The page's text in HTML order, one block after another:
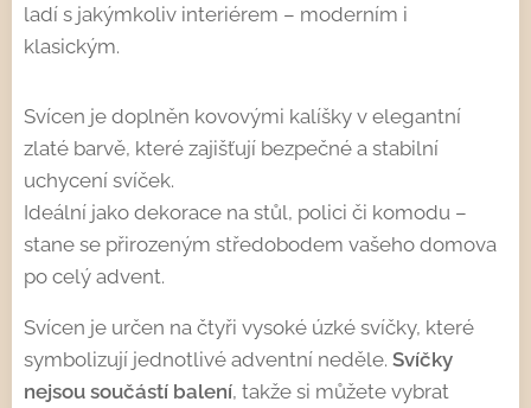
ladí s jakýmkoliv interiérem – moderním i
klasickým.
Svícen je doplněn kovovými kalíšky v elegantní
zlaté barvě, které zajišťují bezpečné a stabilní
uchycení svíček.
Ideální jako dekorace na stůl, polici či komodu –
stane se přirozeným středobodem vašeho domova
po celý advent.
Svícen je určen na čtyři vysoké úzké svíčky, které
symbolizují jednotlivé adventní neděle. Svíčky
nejsou součástí balení, takže si můžete vybrat